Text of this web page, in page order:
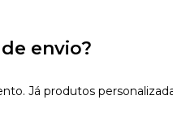
envio?
Já produtos